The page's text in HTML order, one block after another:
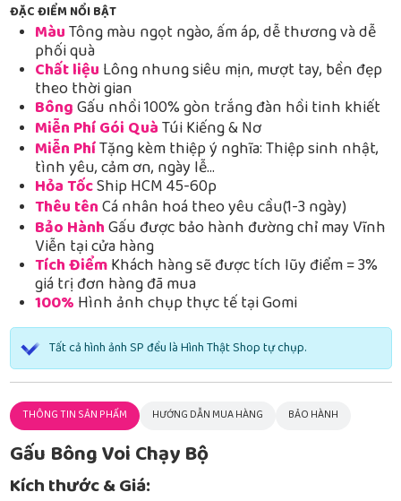
ĐẶC ĐIỂM NỔI BẬT
MàuTông màu ngọt ngào, ấm áp, dễ thương và dễ
phối quà
Chất liệu Lông nhung siêu mịn, mượt tay, bền đẹp
theo thời gian
BôngGấu nhồi 100% gòn trắng đàn hồi tinh khiết
Miễn Phí Gói QuàTúi Kiếng & Nơ
Miễn PhíTặng kèm thiệp ý nghĩa: Thiệp sinh nhật,
tình yêu, cảm ơn, ngày lễ…
Hỏa TốcShip HCM 45-60p
Thêu tênCá nhân hoá theo yêu cầu(1-3 ngày)
Bảo HànhGấu được bảo hành đường chỉ may Vĩnh
Viễn tại cửa hàng
Tích ĐiểmKhách hàng sẽ được tích lũy điểm = 3%
giá trị đơn hàng đã mua
100% Hình ảnh chụp thực tế tại Gomi
Tất cả hình ảnh SP đều là Hình Thật Shop tự chụp.
THÔNG TIN SẢN PHẨM HƯỚNG DẪN MUA HÀNG BẢO HÀNH
Gấu Bông Voi Chạy Bộ
Kích thước & Giá: